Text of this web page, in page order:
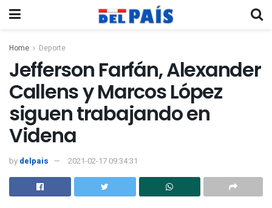
Home Deporte
Jefferson Farfán, Alexander
Callens y Marcos López
siguen trabajando en
Videna
by delpais 2021-02-17 09:34:31